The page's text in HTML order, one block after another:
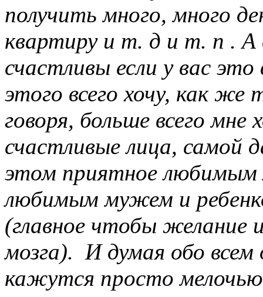
получить много, много
квартиру и т. д и т. п . А
счастливы если у вас
этого всего хочу, как
говоря, больше всего
счастливые лица, самой
этом приятное
любимым мужем и
(главное чтобы желание
мозга). И думая обо
кажутся просто